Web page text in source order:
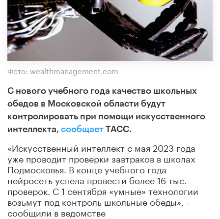
Фото: wealthmanagement.com
С нового учебного года качество школьных
обедов в Московской области будут
контролировать при помощи искусственного
интеллекта, сообщает ТАСС.
«Искусственный интеллект с мая 2023 года
уже проводит проверки завтраков в школах
Подмосковья. В конце учебного года
нейросеть успела провести более 16 тыс.
проверок. С 1 сентября «умные» технологии
возьмут под контроль школьные обеды», –
сообщили в ведомстве